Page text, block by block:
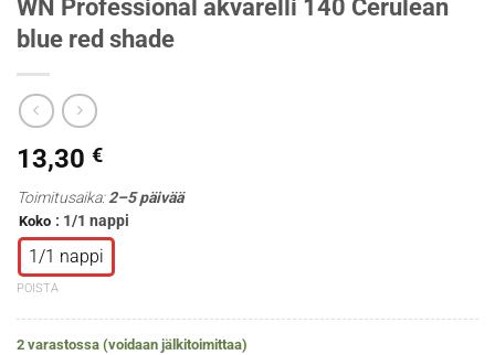
WN Professional akvarelli 140 Cerulean
blue red shade
13,30 €
Toimitusaika:2–5 päivää
Koko : 1/1 nappi
1/1 nappi
POISTA
2 varastossa (voidaan jälkitoimittaa)